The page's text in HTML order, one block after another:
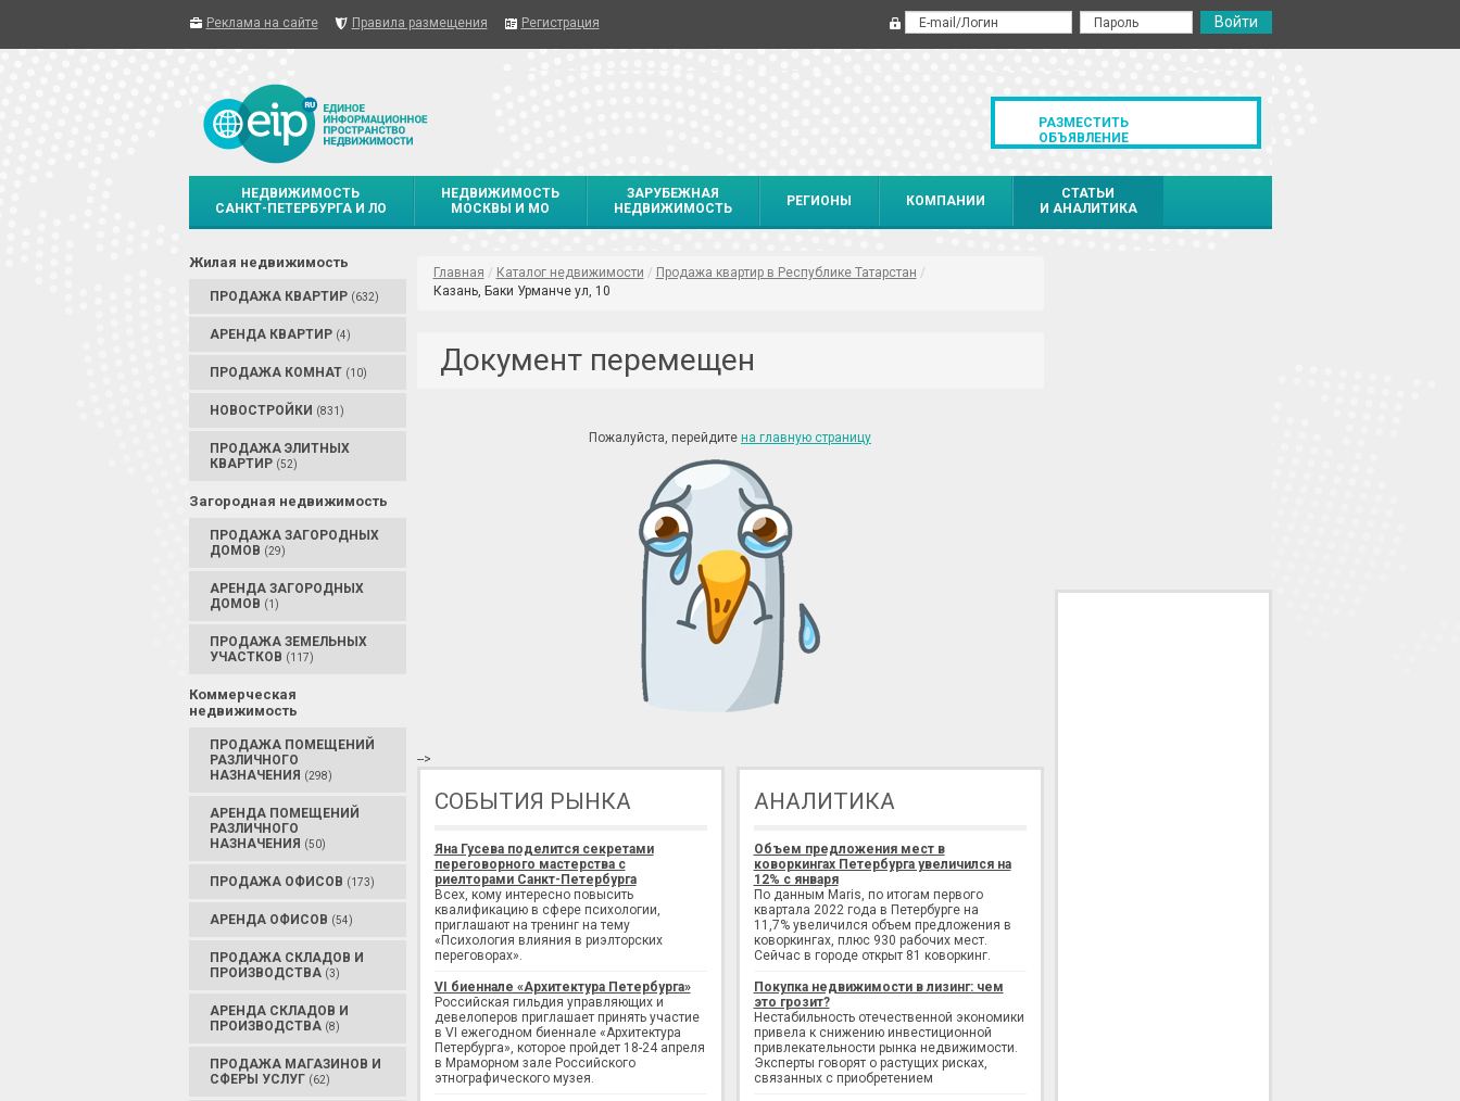
Реклама на сайте Правила размещения Регистрация
РАЗМЕСТИТЬ
ОБЪЯВЛЕНИЕ
НЕДВИЖИМОСТЬ
САНКТ-ПЕТЕРБУРГА И ЛО
НЕДВИЖИМОСТЬ
МОСКВЫ И МО
ЗАРУБЕЖНАЯ
НЕДВИЖИМОСТЬ
РЕГИОНЫ КОМПАНИИ
СТАТЬИ
И АНАЛИТИКА
Жилая недвижимость
ПРОДАЖА КВАРТИР (632)
АРЕНДА КВАРТИР (4)
ПРОДАЖА КОМНАТ (10)
НОВОСТРОЙКИ (831)
ПРОДАЖА ЭЛИТНЫХ
КВАРТИР (52)
Загородная недвижимость
ПРОДАЖА ЗАГОРОДНЫХ
ДОМОВ (29)
АРЕНДА ЗАГОРОДНЫХ
ДОМОВ (1)
ПРОДАЖА ЗЕМЕЛЬНЫХ
УЧАСТКОВ (117)
Коммерческая
недвижимость
ПРОДАЖА ПОМЕЩЕНИЙ
РАЗЛИЧНОГО
НАЗНАЧЕНИЯ (298)
АРЕНДА ПОМЕЩЕНИЙ
РАЗЛИЧНОГО
НАЗНАЧЕНИЯ (50)
ПРОДАЖА ОФИСОВ (173)
АРЕНДА ОФИСОВ (54)
ПРОДАЖА СКЛАДОВ И
ПРОИЗВОДСТВА (3)
АРЕНДА СКЛАДОВ И
ПРОИЗВОДСТВА (8)
ПРОДАЖА МАГАЗИНОВ И
СФЕРЫ УСЛУГ (62)
Главная / Каталог недвижимости / Продажа квартир в Республике Татарстан /
Казань, Баки Урманче ул, 10
Документ перемещен
Пожалуйста, перейдите на главную страницу
-->
СОБЫТИЯ РЫНКА
Яна Гусева поделится секретами
переговорного мастерства с
риелторами Санкт-Петербурга
Всех, кому интересно повысить
квалификацию в сфере психологии,
приглашают на тренинг на тему
«Психология влияния в риэлторских
переговорах».
VI биеннале «Архитектура Петербурга»
Российская гильдия управляющих и
девелоперов приглашает принять участие
в VI ежегодном биеннале «Архитектура
Петербурга», которое пройдет 18-24 апреля
в Мраморном зале Российского
этнографического музея.
АНАЛИТИКА
Объем предложения мест в
коворкингах Петербурга увеличился на
12% с января
По данным Maris, по итогам первого
квартала 2022 года в Петербурге на
11,7% увеличился объем предложения в
коворкингах, плюс 930 рабочих мест.
Сейчас в городе открыт 81 коворкинг.
Покупка недвижимости в лизинг: чем
это грозит?
Нестабильность отечественной экономики
привела к снижению инвестиционной
привлекательности рынка недвижимости.
Эксперты говорят о растущих рисках,
связанных с приобретением